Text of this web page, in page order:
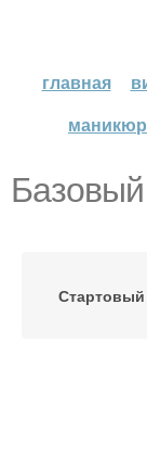
главная